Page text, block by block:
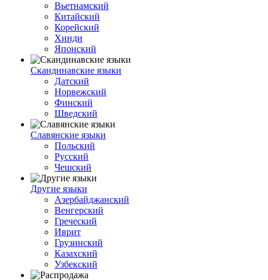
Вьетнамский
Китайский
Корейский
Хинди
Японский
Скандинавские языки
Датский
Норвежский
Финский
Шведский
Славянские языки
Польский
Русский
Чешский
Другие языки
Азербайджанский
Венгерский
Греческий
Иврит
Грузинский
Казахский
Узбекский